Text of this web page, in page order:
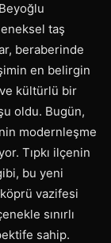
taş
beraberinde
en belirgin
kültürlü bir
oldu. Bugün,
modernleşme
Tıpkı ilçenin
bu yeni
vazifesi
sınırlı
sahip.